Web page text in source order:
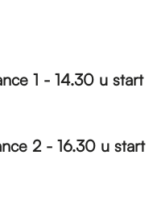
1 - 14.30 u start
2 - 16.30 u start